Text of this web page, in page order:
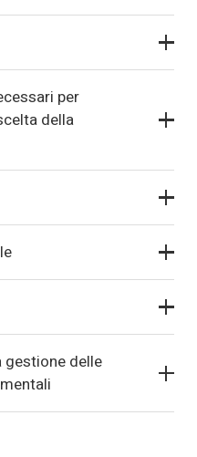
per
della
delle